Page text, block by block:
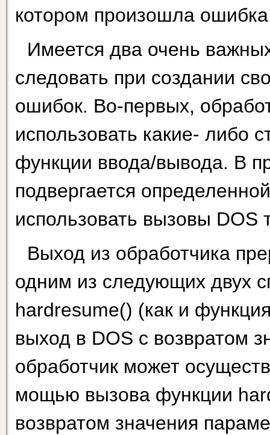
котором произошла
Имеется два очень
следовать при создании
ошибок. Во-первых,
использовать какие- либо
функции ввода/вывода. В
подвергается
использовать вызовы DOS
Выход из обработчика
одним из следующих двух
hardresume() (как и
выход в DOS с возвратом
обработчик может
мощью вызова функции
возвратом значения